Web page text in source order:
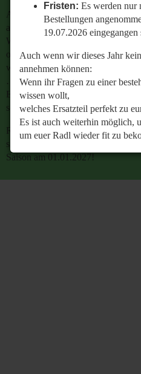
Fristen: Es werden nur
Bestellungen
19.07.2026 eingegangen
Auch wenn wir dieses Jahr
annehmen können:
Wenn ihr Fragen zu einer
wissen wollt,
welches Ersatzteil perfekt zu
Es ist auch weiterhin möglich,
um euer Radl wieder fit zu
Retrobike wünscht euch eine
Auch wenn wir dieses Jahr keine
annehmen können:
Wenn ihr Fragen zu einer
oder wissen wollt,
welches Ersatzteil perfekt zu eurem
…
Es ist auch weiterhin möglich, uns
schreiben, um euer Radl wieder fit
Retrobike wünscht euch eine
sich schon jetzt auf den
Saison am 01.01.2027!